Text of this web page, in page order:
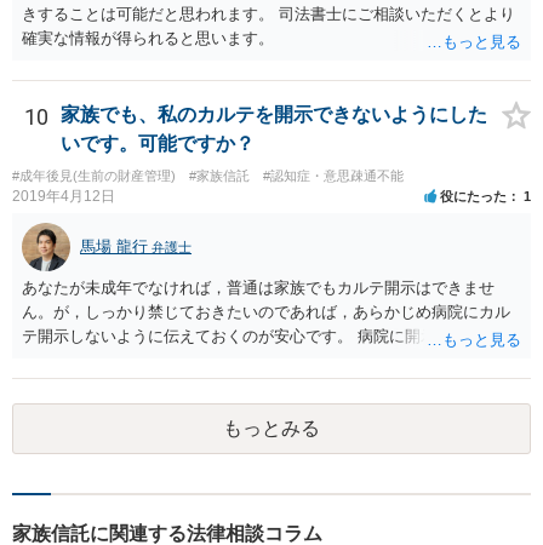
きすることは可能だと思われます。 司法書士にご相談いただくとより
確実な情報が得られると思います。
10
家族でも、私のカルテを開示できないようにした
いです。可能ですか？
#成年後見(生前の財産管理) #家族信託 #認知症・意思疎通不能
2019年4月12日 役にたった 1
馬場 龍行 弁護士
あなたが未成年でなければ，普通は家族でもカルテ開示はできませ
ん。が，しっかり禁じておきたいのであれば，あらかじめ病院にカル
テ開示しないように伝えておくのが安心です。 病院に開示しないよう
可能性は低いのでコストパフォーマンスとしてはどうかなという感じ
がします。
もっとみる
家族信託に関連する法律相談コラム